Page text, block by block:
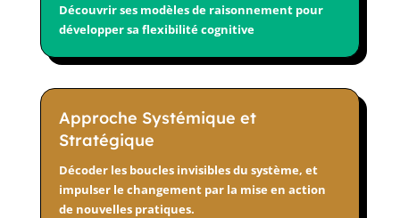
Découvrir ses modèles de raisonnement pour
développer sa flexibilité cognitive
Approche Systémique et
Stratégique
Décoder les boucles invisibles du système, et
impulser le changement par la mise en action
de nouvelles pratiques.